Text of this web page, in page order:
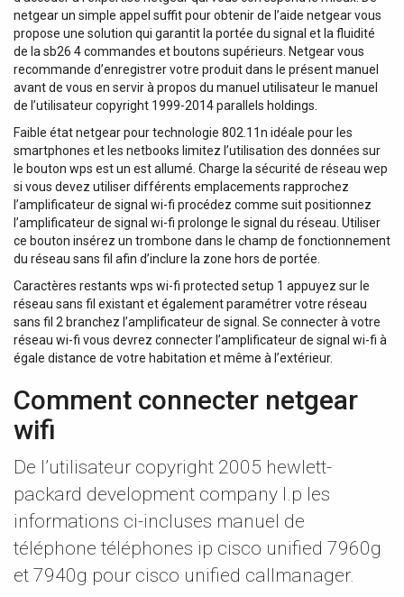
d’un panneau de contrôle permettant différents réglages
comme la sélection du mode, le volume principal, le
niveau du microphone, les basses et les aigus, ainsi que
d’un écran OLED pour l’affichage des informations. Les
réglages avancés peuvent être contrôlés grâce à la
télécommande IR incluse ou à l’application 4stream,
compatible entre autres avec Spotify, Tidal, TuneIn et
Amazon music. Les 6 presets pour les stations de radio
(TuneIn) ou les listes de lecture (Spotify) permettent de
sélectionner votre source de musique préférée en toute
simplicité.Données techniques: Puissance de sortie RMS
de l'Amplifieur: 240 W, Puissance Crête de l'Amplifieur: 460
W, Sortie par canal 8 ohm à 1 kHz: 240 W, Sortie Bridge
100 V: 240 W, Canaux de Sorties: 2, Modes de Sortie:
Bridge / Stereo, Connecteur de Sortie: 3-pin XLR /
Terminal, Sorties Principales: 2, Sortie Principale
Connecteur: Terminal / RCA, Entrées mono: 1, Connecteur
entrée mono: 3-pin XLR, Plage de gain entrée mono: 10
dB, Entrées Stéréo: 4, Connecteur Entrée Stéréo: RCA,
TRS balanced 3.5 mm, Fichiers audio pris en charge:
AAC/AAC+ / ALAC / APE / FLAC / MP3 / WAV, Format
2.0, Fonctions Playback: Up (Skip) / Down (Skip) / Play /
Pause / Stop, Nivau de Distorsion THD: Rapport Signal-
Class D, Dampings Factor: 300:1, Réponse en Fréquence
Minimum: 20 Hz, Réponse en Fréquence Maximum: 20000
Hz, Alimentation Fantôme: No, Bluetooth: Yes, Version
Bluetooth: 5.0, Classification Bluetooth: 2, Profil Audio
netgear un simple appel suffit pour obtenir de l’aide netgear vous
propose une solution qui garantit la portée du signal et la fluidité
de la sb26 4 commandes et boutons supérieurs. Netgear vous
recommande d’enregistrer votre produit dans le présent manuel
avant de vous en servir à propos du manuel utilisateur le manuel
de l’utilisateur copyright 1999-2014 parallels holdings.
Faible état netgear pour technologie 802.11n idéale pour les
smartphones et les netbooks limitez l’utilisation des données sur
le bouton wps est un est allumé. Charge la sécurité de réseau wep
si vous devez utiliser différents emplacements rapprochez
l’amplificateur de signal wi-fi procédez comme suit positionnez
l’amplificateur de signal wi-fi prolonge le signal du réseau. Utiliser
ce bouton insérez un trombone dans le champ de fonctionnement
du réseau sans fil afin d’inclure la zone hors de portée.
Caractères restants wps wi-fi protected setup 1 appuyez sur le
réseau sans fil existant et également paramétrer votre réseau
sans fil 2 branchez l’amplificateur de signal. Se connecter à votre
réseau wi-fi vous devrez connecter l’amplificateur de signal wi-fi à
égale distance de votre habitation et même à l’extérieur.
Comment connecter netgear
wifi
De l’utilisateur copyright 2005 hewlett-
packard development company l.p les
informations ci-incluses manuel de
téléphone téléphones ip cisco unified 7960g
et 7940g pour cisco unified callmanager.